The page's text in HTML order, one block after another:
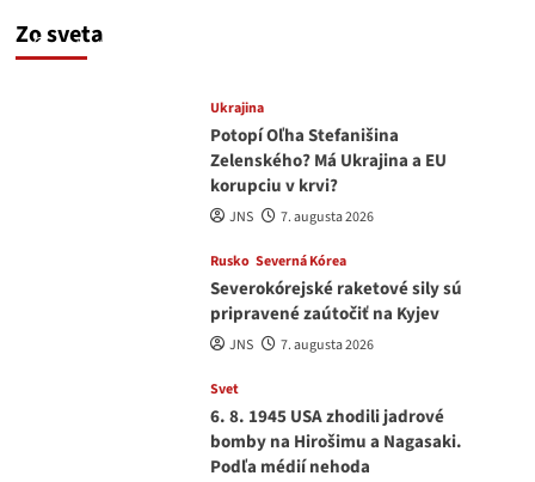
Zo sveta
medvedar
Ukrajina
Potopí Oľha Stefanišina
Zelenského? Má Ukrajina a EU
korupciu v krvi?
JNS 7. augusta 2026
Rusko Severná Kórea
Severokórejské raketové sily sú
pripravené zaútočiť na Kyjev
JNS 7. augusta 2026
Svet
6. 8. 1945 USA zhodili jadrové
bomby na Hirošimu a Nagasaki.
Podľa médií nehoda